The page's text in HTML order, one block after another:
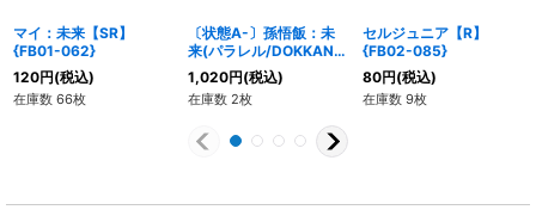
マイ：未来【SR】
{FB01-062}
120円(税込)
在庫数 66枚
〔状態A-〕孫悟飯：未
来(パラレル/DOKKAN
BATTLE)【SR☆】
{FB02-089[FB05]}
1,020円(税込)
在庫数 2枚
セルジュニア【R】
{FB02-085}
80円(税込)
在庫数 9枚